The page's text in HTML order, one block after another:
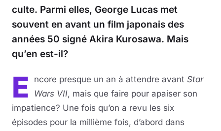
culte. Parmi elles, George Lucas met
souvent en avant un film japonais des
années 50 signé Akira Kurosawa. Mais
qu’en est-il?
E ncore presque un an à attendre avant Star
Wars VII, mais que faire pour apaiser son
impatience? Une fois qu’on a revu les six
épisodes pour la millième fois, d’abord dans